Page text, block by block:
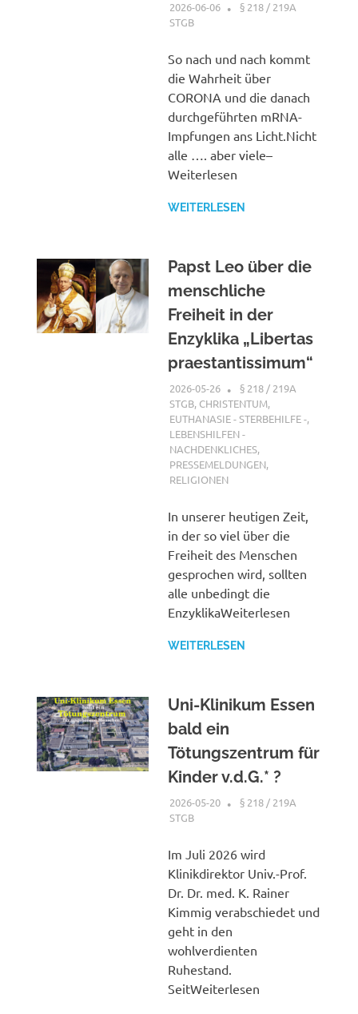
2026-06-06 XX
§ 218 / 219A
STGB
So nach und nach kommt
die Wahrheit über
CORONA und die danach
durchgeführten mRNA-
Impfungen ans Licht.Nicht
alle …. aber viele–
Weiterlesen
WEITERLESEN
Papst Leo über die
menschliche
Freiheit in der
Enzyklika „Libertas
praestantissimum“
2026-05-26 XX
§ 218 / 219A
STGB, CHRISTENTUM,
EUTHANASIE - STERBEHILFE -,
LEBENSHILFEN -
NACHDENKLICHES,
PRESSEMELDUNGEN,
RELIGIONEN
In unserer heutigen Zeit,
in der so viel über die
Freiheit des Menschen
gesprochen wird, sollten
alle unbedingt die
EnzyklikaWeiterlesen
WEITERLESEN
Uni-Klinikum Essen
bald ein
Tötungszentrum für
Kinder v.d.G.* ?
2026-05-20 XX
§ 218 / 219A
STGB
Im Juli 2026 wird
Klinikdirektor Univ.-Prof.
Dr. Dr. med. K. Rainer
Kimmig verabschiedet und
geht in den
wohlverdienten
Ruhestand.
SeitWeiterlesen